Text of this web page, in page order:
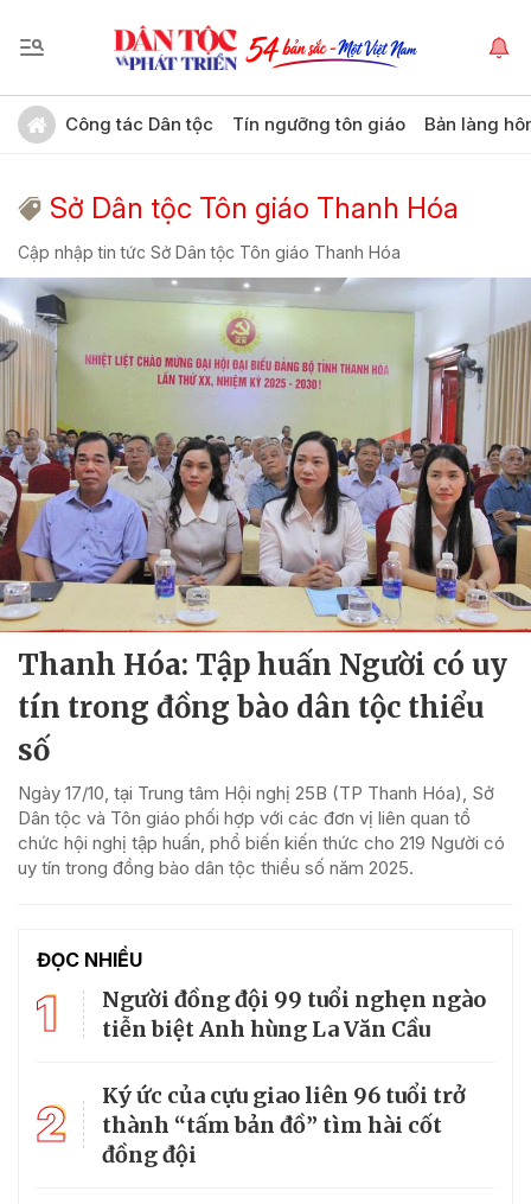
Công tác Dân tộc Tín ngưỡng tôn giáo Bản làng
Sở Dân tộc Tôn giáo Thanh Hóa
Cập nhập tin tức Sở Dân tộc Tôn giáo Thanh Hóa
Thanh Hóa: Tập huấn Người có uy
tín trong đồng bào dân tộc thiểu
số
Ngày 17/10, tại Trung tâm Hội nghị 25B (TP Thanh Hóa), Sở
Dân tộc và Tôn giáo phối hợp với các đơn vị liên quan tổ
chức hội nghị tập huấn, phổ biến kiến thức cho 219 Người có
uy tín trong đồng bào dân tộc thiểu số năm 2025.
ĐỌC NHIỀU
1
Người đồng đội 99 tuổi nghẹn ngào
tiễn biệt Anh hùng La Văn Cầu
2
Ký ức của cựu giao liên 96 tuổi trở
thành “tấm bản đồ” tìm hài cốt
đồng đội